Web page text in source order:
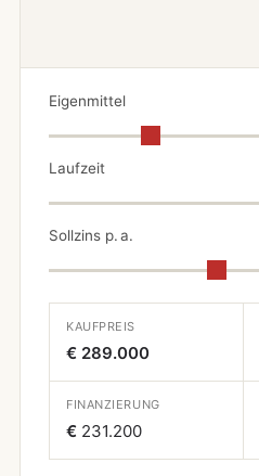
Eigenmittel
Laufzeit
Sollzins p. a.
KAUFPREIS
€ 289.000
FINANZIERUNG
€ 231.200